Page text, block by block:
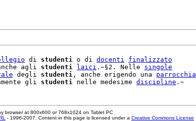
di studenti o di docenti
finalizzato
agli studenti laici .~§2. Nelle singole
degli studenti , anche erigendo una parrocchia
gli studenti nelle medesime discipline
browser at 800x600 or 768x1024 on Tablet PC
- 1996-2007. Content in this page is licensed under a Creative Commons License